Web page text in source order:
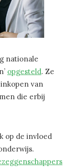
nationale
opgesteld. Ze
van
die erbij
op de invloed